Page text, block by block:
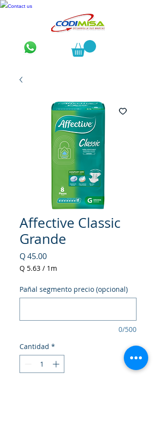
Contact us
Affective Classic
Grande
Q 45.00Precio
Q 5.63 / 1m
por
1
Pañal segmento precio (opcional)
0/500
Cantidad *